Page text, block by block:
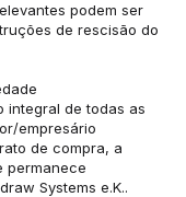
podem ser
de rescisão do
integral de todas as
empresário
de compra, a
permanece
Systems e.K..